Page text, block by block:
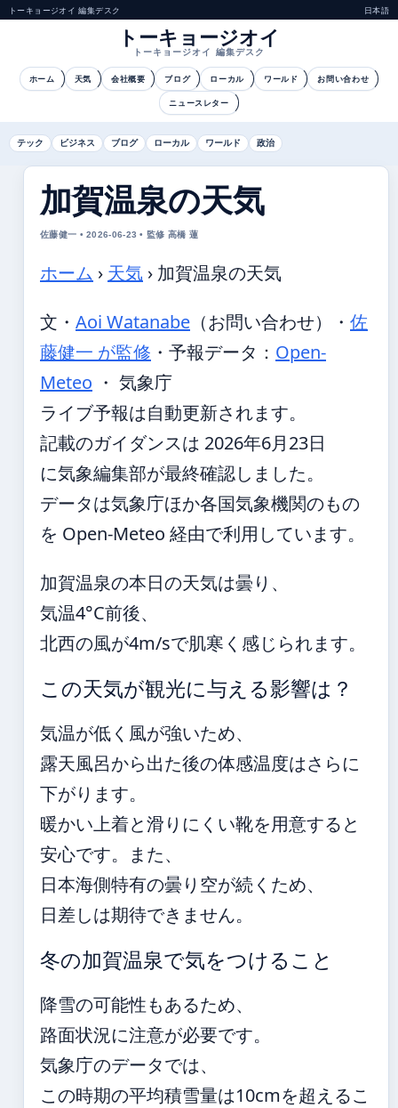
トーキョージオイ 編集デスク 日本語
トーキョージオイ
トーキョージオイ 編集デスク
ホーム 天気 会社概要 ブログ ローカル ワールド お問い合わせ
ニュースレター
テック ビジネス ブログ ローカル ワールド 政治
加賀温泉の天気
佐藤健一 • 2026-06-23 • 監修 高橋 蓮
ホーム › 天気 › 加賀温泉の天気
文・ Aoi Watanabe （お問い合わせ） ・ 佐
藤健一 が監修 ・ 予報データ： Open-
Meteo ・ 気象庁
ライブ予報は自動更新されます。
記載のガイダンスは 2026年6月23日
に気象編集部が最終確認しました。
データは気象庁ほか各国気象機関のもの
を Open-Meteo 経由で利用しています。
加賀温泉の本日の天気は曇り、
気温4°C前後、
北西の風が4m/sで肌寒く感じられます。
この天気が観光に与える影響は？
気温が低く風が強いため、
露天風呂から出た後の体感温度はさらに
下がります。
暖かい上着と滑りにくい靴を用意すると
安心です。また、
日本海側特有の曇り空が続くため、
日差しは期待できません。
冬の加賀温泉で気をつけること
降雪の可能性もあるため、
路面状況に注意が必要です。
気象庁のデータでは、
この時期の平均積雪量は10cmを超えるこ